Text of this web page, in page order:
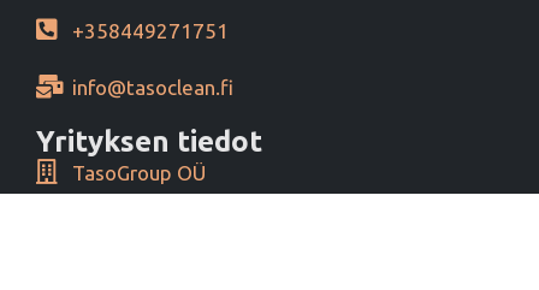
+358449271751
info@tasoclean.fi
Yrityksen tiedot
TasoGroup OÜ